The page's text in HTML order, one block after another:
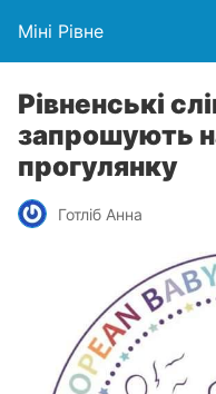
Міні Рівне
Рівненські
запрошують
прогулянку
Готліб Анна